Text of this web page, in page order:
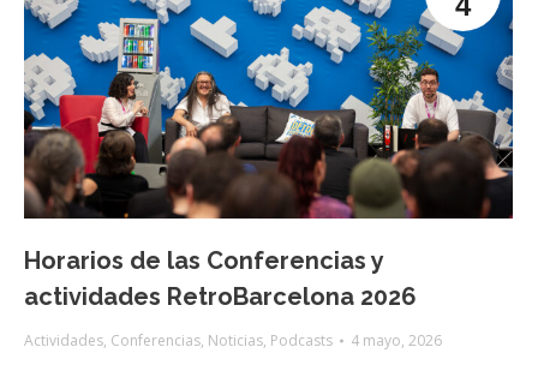
Horarios de las Conferencias y
actividades RetroBarcelona 2026
Actividades, Conferencias, Noticias, Podcasts 4 mayo, 2026